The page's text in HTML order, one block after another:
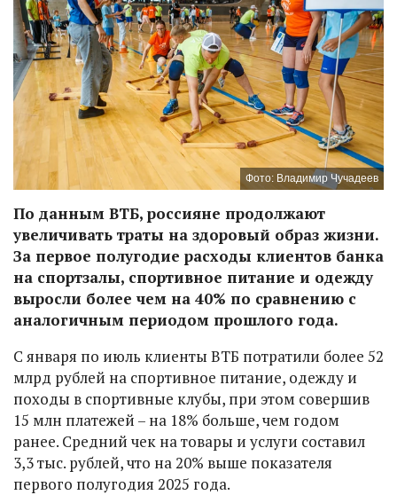
Фото: Владимир Чучадеев
По данным ВТБ, россияне продолжают
увеличивать траты на здоровый образ жизни.
За первое полугодие расходы клиентов банка
на спортзалы, спортивное питание и одежду
выросли более чем на 40% по сравнению с
аналогичным периодом прошлого года.
С января по июль клиенты ВТБ потратили более 52
млрд рублей на спортивное питание, одежду и
походы в спортивные клубы, при этом совершив
15 млн платежей – на 18% больше, чем годом
ранее. Средний чек на товары и услуги составил
3,3 тыс. рублей, что на 20% выше показателя
первого полугодия 2025 года.